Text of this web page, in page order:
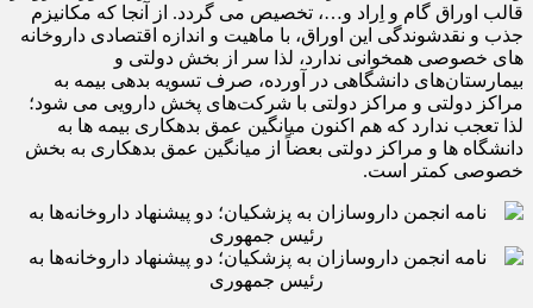
قالب اوراق گام و اِراد و…، تخصیص می گردد. از آنجا که مکانیزم
جذب و نقدشوندگی این اوراق، با ماهیت و اندازه اقتصادی داروخانه
های خصوصی همخوانی ندارد، لذا سر از بخش دولتی و
بیمارستان‌های دانشگاهی در آورده، صرف تسویه بدهی بیمه به
مراکز دولتی و مراکز دولتی با شرکت‌های پخش دارویی می شود؛
لذا تعجب ندارد که هم اکنون میانگین عمق بدهکاری بیمه ها به
دانشگاه ها و مراکز دولتی بعضاً از میانگین عمق بدهکاری به بخش
خصوصی کمتر است.